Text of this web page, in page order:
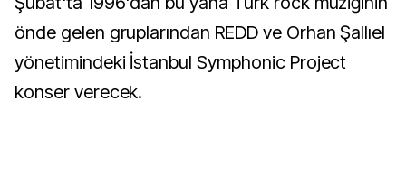
önde gelen gruplarından REDD ve Orhan Şallıel
yönetimindeki İstanbul Symphonic Project
konser verecek.